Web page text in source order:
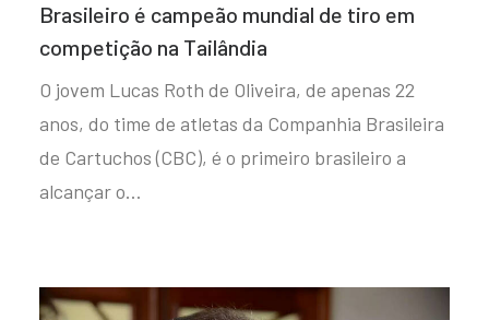
Brasileiro é campeão mundial de tiro em
competição na Tailândia
O jovem Lucas Roth de Oliveira, de apenas 22
anos, do time de atletas da Companhia Brasileira
de Cartuchos (CBC), é o primeiro brasileiro a
alcançar o…